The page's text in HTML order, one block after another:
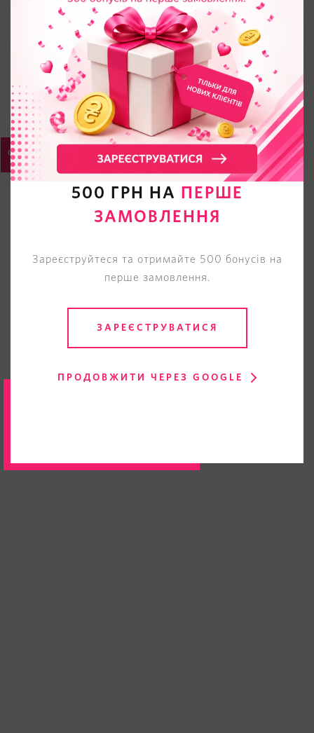
500 ГРН НА
ПЕРШЕ
ЗАМОВЛЕННЯ
Зареєструйтеся та отримайте 500 бонусів на
перше замовлення.
ЗАРЕЄСТРУВАТИСЯ
ПРОДОВЖИТИ ЧЕРЕЗ GOOGLE